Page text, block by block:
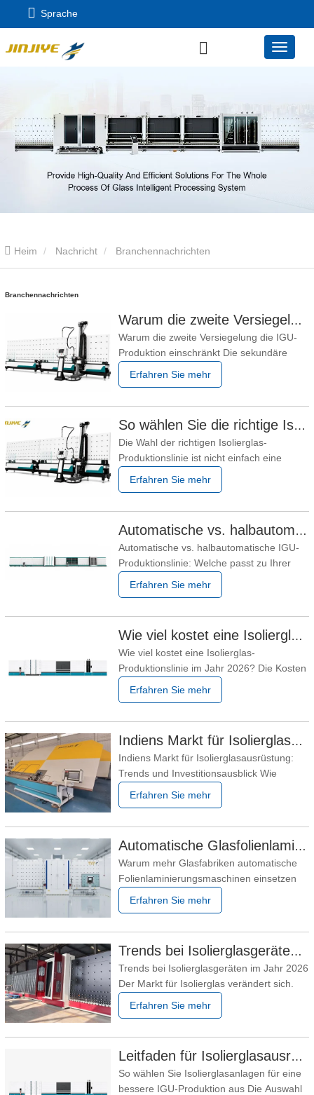
Sprache
Heim Nachricht Branchennachrichten
Branchennachrichten
Warum die zweite Versiegelung die IGU-Produktion einschränkt
Warum die zweite Versiegelung die IGU-
Produktion einschränkt Die sekundäre
Abdichtung von Isolierglas wird oft als
letzter Schritt der Isolierglasproduktion
stillschweigend begrenzt. Eine
Produktionslinie kann
Erfahren Sie mehr
So wählen Sie die richtige Isolierglas-Produktionslinie für Ihre Fabrik aus
Die Wahl der richtigen Isolierglas-
Produktionslinie ist nicht einfach eine
Frage des Preisvergleichs von Maschinen.
Die korrekte Konfiguration hängt von Ihren
Automatisierungsanforderungen, den
verfügbaren Mitarbeitern und der
Erfahren Sie mehr
Automatische vs. halbautomatische IGU-Produktionslinie
Automatische vs. halbautomatische IGU-
Produktionslinie: Welche passt zu Ihrer
Fabrik? Die Wahl zwischen einer
automatischen und einer
Produktionskapazität, den Arbeitskosten,
den Glasspezifikationen und Ihrem
Investitionsbudget ab. Eine
Erfahren Sie mehr
Wie viel kostet eine Isolierglas-Produktionslinie im Jahr 2026?
Wie viel kostet eine Isolierglas-
Produktionslinie im Jahr 2026? Die Kosten
einer Isolierglas-Produktionslinie sind eine
der ersten Fragen, die Glashersteller
modernisieren. Es gibt jedoch keinen
einheitlichen
Erfahren Sie mehr
Indiens Markt für Isolierglasausrüstung: Trends und Investitionsausblick
Indiens Markt für Isolierglasausrüstung:
Trends und Investitionsausblick Wie
indische IGU-Hersteller die Qualität
verbessern, die Produktion steigern und
wächst, da Gewerbegebäude,
Wohnprojekte, Flughäfen, Hotels und
Erfahren Sie mehr
Automatische Glasfolienlaminier-Maschine für maßgeschneiderte Glasproduktion
Warum mehr Glasfabriken automatische
Folienlaminierungsmaschinen einsetzen
Das Auftragen von Schutzfolie auf Glas ist
keine schwierige Arbeit, wenn jede
nicht mehr so sind. Eine Fabrik kann am
selben Tag mehrere große
Erfahren Sie mehr
Trends bei Isolierglasgeräten im Jahr 2026
Trends bei Isolierglasgeräten im Jahr 2026
Der Markt für Isolierglas verändert sich.
Für viele Glasfabriken besteht die größte
Herausforderung nicht mehr einfach darin,
fertigen, ohne zusätzliche Arbeitskräfte
Erfahren Sie mehr
Leitfaden für Isolierglasausrüstung und IGU-Produktionslinie
So wählen Sie Isolierglasanlagen für eine
bessere IGU-Produktion aus Die Auswahl